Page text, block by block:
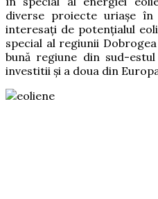
diverse proiecte uriaşe
interesaţi de potenţialul
special al regiunii
bună regiune din sud-
investitii şi a doua din